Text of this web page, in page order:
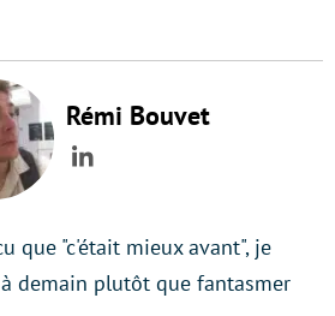
Rémi Bouvet
LinkedIn
que "c'était mieux avant", je
demain plutôt que fantasmer